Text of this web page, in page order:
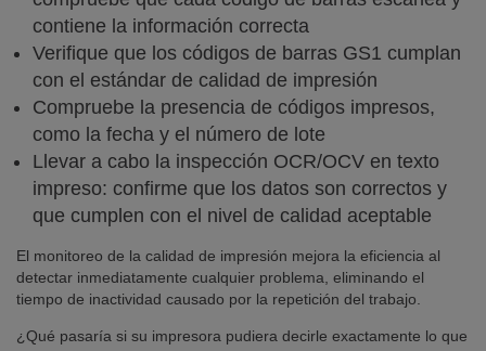
contiene la información correcta
Verifique que los códigos de barras GS1 cumplan
con el estándar de calidad de impresión
Compruebe la presencia de códigos impresos,
como la fecha y el número de lote
Llevar a cabo la inspección OCR/OCV en texto
impreso: confirme que los datos son correctos y
que cumplen con el nivel de calidad aceptable
El monitoreo de la calidad de impresión mejora la eficiencia al
detectar inmediatamente cualquier problema, eliminando el
tiempo de inactividad causado por la repetición del trabajo.
¿Qué pasaría si su impresora pudiera decirle exactamente lo que